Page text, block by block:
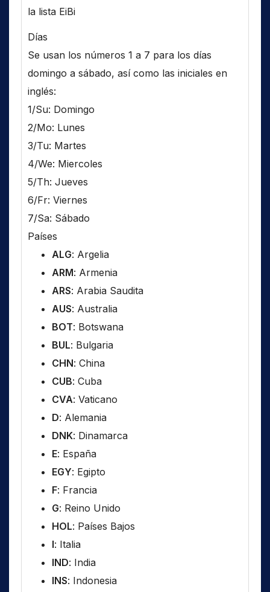
la lista EiBi
Días
Se usan los números 1 a 7 para los días
domingo a sábado, así como las iniciales en
inglés:
1/Su: Domingo
2/Mo: Lunes
3/Tu: Martes
4/We: Miercoles
5/Th: Jueves
6/Fr: Viernes
7/Sa: Sábado
Países
ALG: Argelia
ARM: Armenia
ARS: Arabia Saudita
AUS: Australia
BOT: Botswana
BUL: Bulgaria
CHN: China
CUB: Cuba
CVA: Vaticano
D: Alemania
DNK: Dinamarca
E: España
EGY: Egipto
F: Francia
G: Reino Unido
HOL: Países Bajos
I: Italia
IND: India
INS: Indonesia